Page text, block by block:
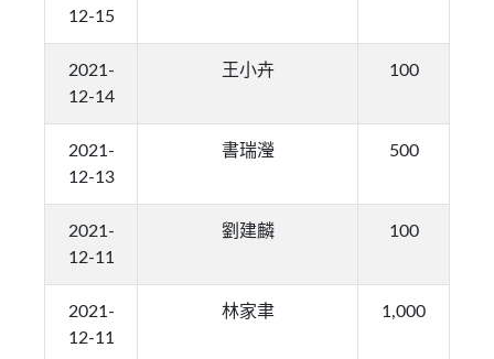
12-15
2021-
12-14
王小卉 100
2021-
12-13
書瑞瀅 500
2021-
12-11
劉建麟 100
2021-
12-11
林家聿 1,000